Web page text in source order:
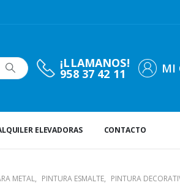
¡LLAMANOS!
958 37 42 11 MI
ELEVADORAS CONTACTO
METAL, PINTURA ESMALTE, PINTURA